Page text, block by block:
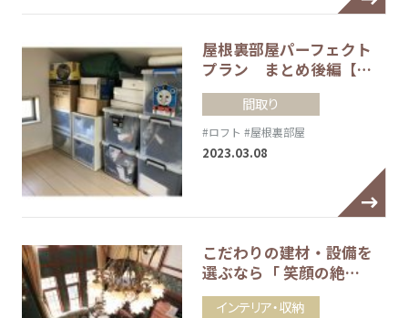
屋根裏部屋パーフェクト
プラン まとめ後編【…
間取り
#ロフト #屋根裏部屋
2023.03.08
こだわりの建材・設備を
選ぶなら「 笑顔の絶…
インテリア・収納